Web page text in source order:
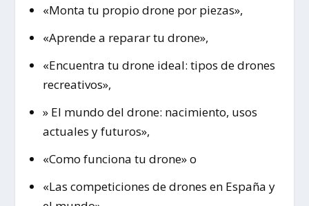
«Monta tu propio drone por piezas»,
«Aprende a reparar tu drone»,
«Encuentra tu drone ideal: tipos de drones
recreativos»,
» El mundo del drone: nacimiento, usos
actuales y futuros»,
«Como funciona tu drone» o
«Las competiciones de drones en España y